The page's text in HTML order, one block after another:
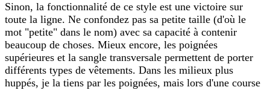
Sinon, la fonctionnalité de ce style est une victoire sur
toute la ligne. Ne confondez pas sa petite taille (d'où le
mot "petite" dans le nom) avec sa capacité à contenir
beaucoup de choses. Mieux encore, les poignées
supérieures et la sangle transversale permettent de porter
différents types de vêtements. Dans les milieux plus
huppés, je la tiens par les poignées, mais lors d'une course